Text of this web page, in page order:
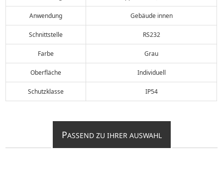
Anwendung Gebäude innen
Schnittstelle RS232
Farbe Grau
Oberfläche Individuell
Schutzklasse IP54
PASSEND ZU IHRER AUSWAHL